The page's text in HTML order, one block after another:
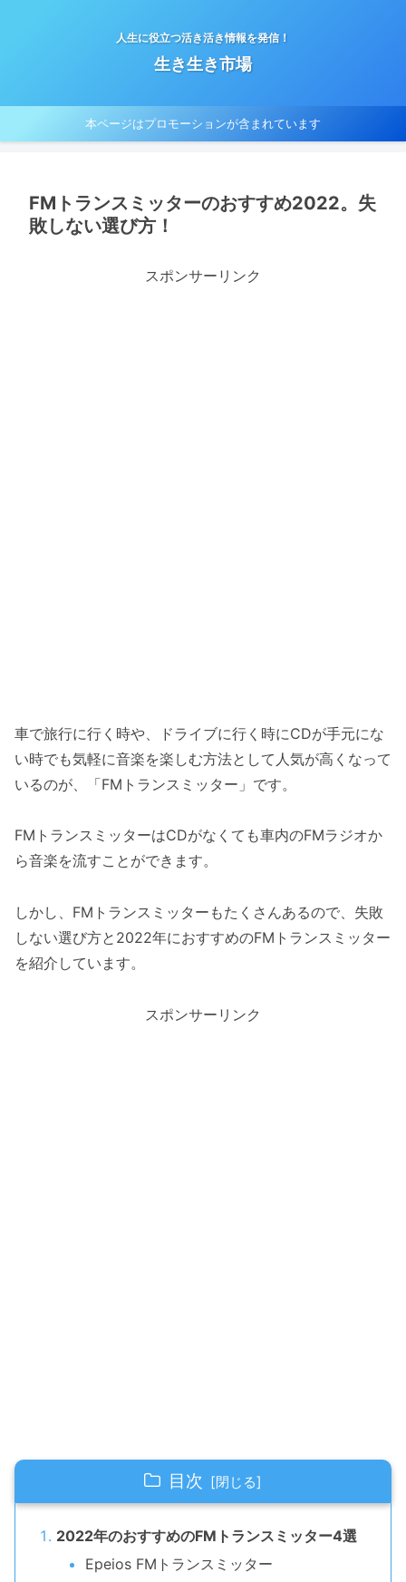
人生に役立つ活き活き情報を発信！
生き生き市場
本ページはプロモーションが含まれています
FMトランスミッターのおすすめ2022。失
敗しない選び方！
スポンサーリンク
車で旅行に行く時や、ドライブに行く時にCDが手元にな
い時でも気軽に音楽を楽しむ方法として人気が高くなって
いるのが、「FMトランスミッター」です。
FMトランスミッターはCDがなくても車内のFMラジオか
ら音楽を流すことができます。
しかし、FMトランスミッターもたくさんあるので、失敗
しない選び方と2022年におすすめのFMトランスミッター
を紹介しています。
スポンサーリンク
目次
2022年のおすすめのFMトランスミッター4選
Epeios FMトランスミッター